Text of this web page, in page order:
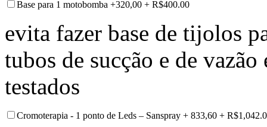
Base para 1 motobomba +320,00 + R$400.00
evita fazer base de tijolos
tubos de sucção e de
testados
Cromoterapia - 1 ponto de Leds – Sanspray + 833,60 + R$